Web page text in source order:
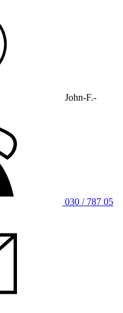
John-F.-
030 / 787 05